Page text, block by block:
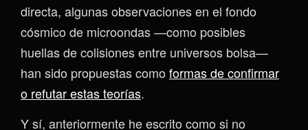
directa, algunas observaciones en el fondo
cósmico de microondas —como posibles
huellas de colisiones entre universos bolsa—
han sido propuestas como formas de confirmar
o refutar estas teorías.
Y sí, anteriormente he escrito como si no